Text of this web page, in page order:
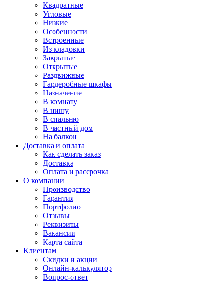
Квадратные
Угловые
Низкие
Особенности
Встроенные
Из кладовки
Закрытые
Открытые
Раздвижные
Гардеробные шкафы
Назначение
В комнату
В нишу
В спальню
В частный дом
На балкон
Доставка и оплата
Как сделать заказ
Доставка
Оплата и рассрочка
О компании
Производство
Гарантия
Портфолио
Отзывы
Реквизиты
Вакансии
Карта сайта
Клиентам
Скидки и акции
Онлайн-калькулятор
Вопрос-ответ